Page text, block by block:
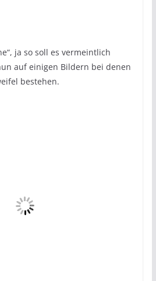
ja so soll es vermeintlich
auf einigen Bildern bei denen
bestehen.